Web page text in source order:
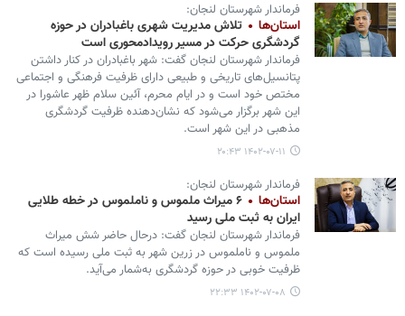
فرماندار شهرستان لنجان:
استان‌ها
تلاش مدیریت شهری باغبادران در حوزه
گردشگری حرکت در مسیر رویدادمحوری است
فرماندار شهرستان لنجان گفت: شهر باغبادران در کنار داشتن
پتانسیل‌های تاریخی و طبیعی دارای ظرفیت فرهنگی و اجتماعی
مختص خود است و در ایام محرم، آئین سلام ظهر عاشورا در
این شهر برگزار می‌شود که نشان‌دهنده ظرفیت گردشگری
مذهبی در این شهر است.
۱۴۰۲-۰۷-۱۱ ۲۰:۴۳
فرماندار شهرستان لنجان:
استان‌ها
۶ میراث ملموس و ناملموس در خطه طلایی
ایران به ثبت ملی رسید
فرماندار شهرستان لنجان گفت: درحال حاضر شش میراث
ملموس و ناملموس در زرین شهر به ثبت ملی رسیده است که
ظرفیت خوبی در حوزه گردشگری به‌شمار می‌آید.
۱۴۰۲-۰۷-۰۸ ۲۲:۳۳